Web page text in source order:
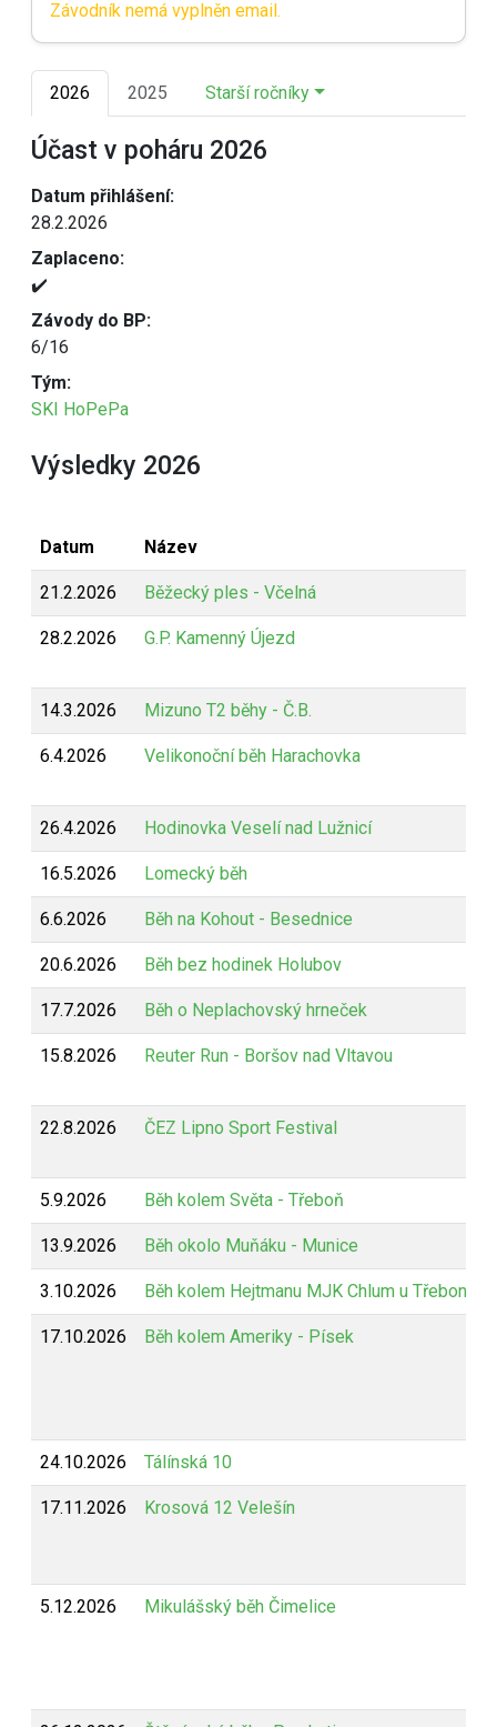
Závodník nemá vyplněn email.
2026 2025 Starší ročníky
Účast v poháru 2026
Datum přihlášení:
28.2.2026
Zaplaceno:
✔️
Závody do BP:
6/16
Tým:
SKI HoPePa
Výsledky 2026
Datum Název
21.2.2026 Běžecký ples - Včelná
28.2.2026 G.P. Kamenný Újezd
14.3.2026 Mizuno T2 běhy - Č.B.
6.4.2026 Velikonoční běh Harachovka
26.4.2026 Hodinovka Veselí nad Lužnicí
16.5.2026 Lomecký běh
6.6.2026 Běh na Kohout - Besednice
20.6.2026 Běh bez hodinek Holubov
17.7.2026 Běh o Neplachovský hrneček
15.8.2026 Reuter Run - Boršov nad Vltavou
22.8.2026 ČEZ Lipno Sport Festival
5.9.2026 Běh kolem Světa - Třeboň
13.9.2026 Běh okolo Muňáku - Munice
3.10.2026 Běh kolem Hejtmanu MJK Chlum u Třeboně
17.10.2026 Běh kolem Ameriky - Písek
24.10.2026 Tálínská 10
17.11.2026 Krosová 12 Velešín
5.12.2026 Mikulášský běh Čimelice